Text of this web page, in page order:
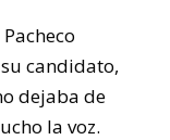
Pacheco
candidato,
dejaba de
la voz.